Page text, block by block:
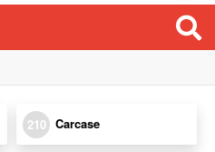
210 Carcase